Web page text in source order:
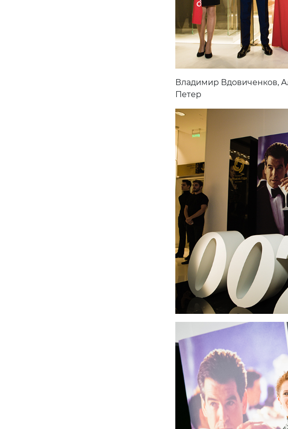
Владимир Вдовиченков,
Петер